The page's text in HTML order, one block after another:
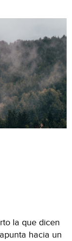
la que dicen
hacia un